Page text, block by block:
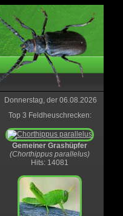
Donnerstag, der 06.08.2026
Top 3 Feldheuschrecken:
Gemeiner Grashüpfer
(Chorthippus parallelus)
Hits: 14081